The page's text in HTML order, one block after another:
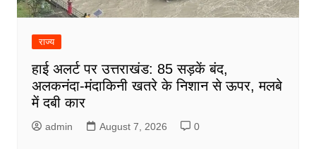
राज्य
हाई अलर्ट पर उत्तराखंड: 85 सड़कें बंद,
अलकनंदा-मंदाकिनी खतरे के निशान से ऊपर, मलबे
में दबी कार
admin August 7, 2026 0